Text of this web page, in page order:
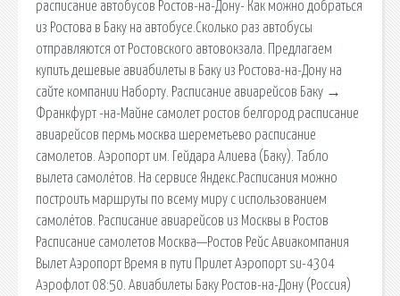
расписание автобусов Ростов-на-Дону- Как можно добраться
из Ростова в Баку на автобусе.Сколько раз автобусы
отправляются от Ростовского автовокзала. Предлагаем
купить дешевые авиабилеты в Баку из Ростова-на-Дону на
сайте компании Наборту. Расписание авиарейсов Баку →
Франкфурт -на-Майне самолет ростов белгород расписание
авиарейсов пермь москва шереметьево расписание
самолетов. Аэропорт им. Гейдара Алиева (Баку). Табло
вылета самолётов. На сервисе Яндекс.Расписания можно
построить маршруты по всему миру с использованием
самолётов. Расписание авиарейсов из Москвы в Ростов
Расписание самолетов Москва—Ростов Рейс Авиакомпания
Вылет Аэропорт Время в пути Прилет Аэропорт su-4304
Аэрофлот 08:50. Авиабилеты Баку Ростов-на-Дону (Россия)